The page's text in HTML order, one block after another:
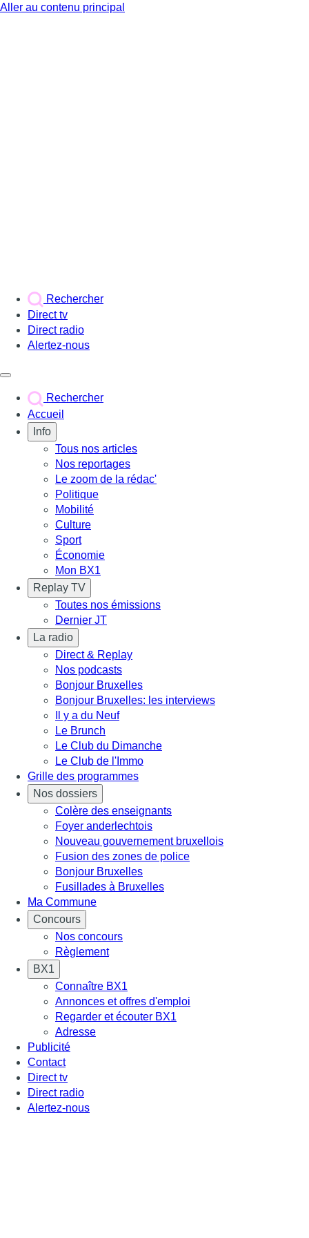
Aller au contenu principal
Rechercher
Direct tv
Direct radio
Alertez-nous
Rechercher
Accueil
Info
Tous nos articles
Nos reportages
Le zoom de la rédac'
Politique
Mobilité
Culture
Sport
Économie
Mon BX1
Replay TV
Toutes nos émissions
Dernier JT
La radio
Direct & Replay
Nos podcasts
Bonjour Bruxelles
Bonjour Bruxelles: les interviews
Il y a du Neuf
Le Brunch
Le Club du Dimanche
Le Club de l'Immo
Grille des programmes
Nos dossiers
Colère des enseignants
Foyer anderlechtois
Nouveau gouvernement bruxellois
Fusion des zones de police
Bonjour Bruxelles
Fusillades à Bruxelles
Ma Commune
Concours
Nos concours
Règlement
BX1
Connaître BX1
Annonces et offres d'emploi
Regarder et écouter BX1
Adresse
Publicité
Contact
Direct tv
Direct radio
Alertez-nous